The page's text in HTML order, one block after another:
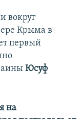
вокруг
Крыма в
первый
Юсуф
на